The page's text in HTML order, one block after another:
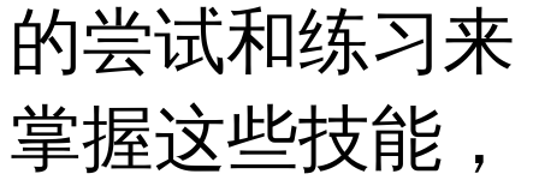
的尝试和练习来
掌握这些技能，